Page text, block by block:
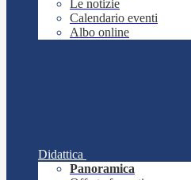
Le notizie
Calendario eventi
Albo online
Didattica
Panoramica